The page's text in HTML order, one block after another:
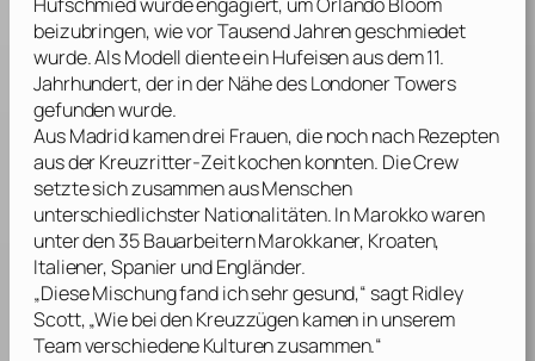
beizubringen, wie vor Tausend Jahren geschmiedet
wurde. Als Modell diente ein Hufeisen aus dem 11.
Jahrhundert, der in der Nähe des Londoner Towers
gefunden wurde.
Aus Madrid kamen drei Frauen, die noch nach Rezepten
aus der Kreuzritter-Zeit kochen konnten. Die Crew
setzte sich zusammen aus Menschen
unterschiedlichster Nationalitäten. In Marokko waren
unter den 35 Bauarbeitern Marokkaner, Kroaten,
Italiener, Spanier und Engländer.
„Diese Mischung fand ich sehr gesund,“ sagtRidley
Scott, „Wie bei den Kreuzzügen kamen in unserem
Team verschiedene Kulturen zusammen.“